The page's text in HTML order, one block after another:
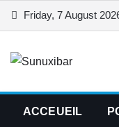
Skip
Friday, 7 August
ACCEUEIL